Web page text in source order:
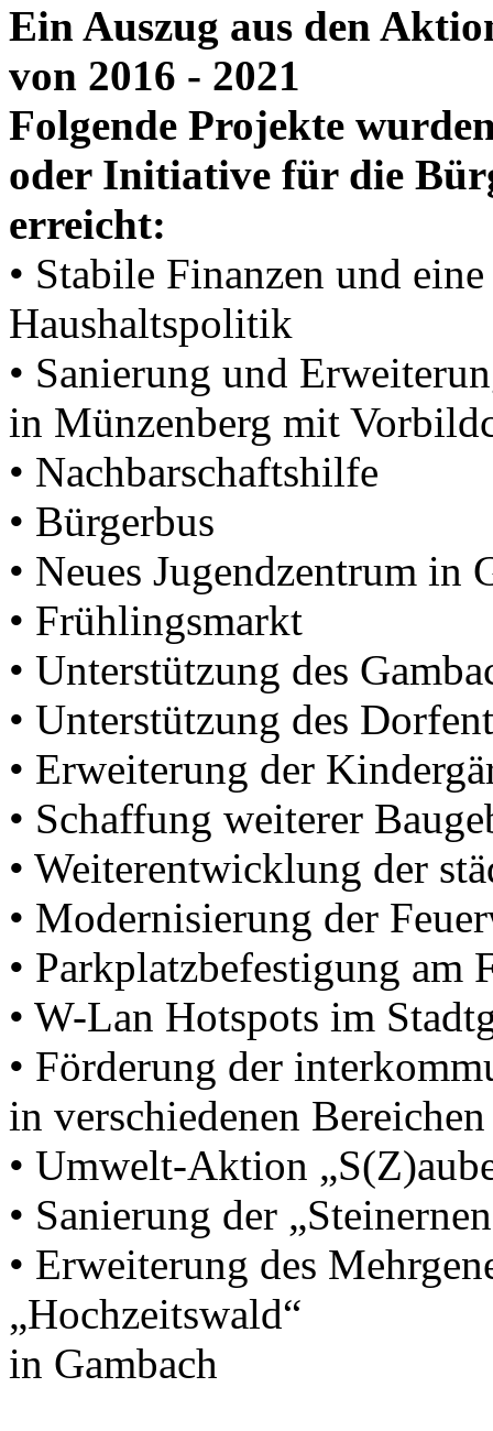
Ein Auszug aus den
von 2016 - 2021
Folgende Projekte
oder Initiative für die
erreicht:
• Stabile Finanzen und
Haushaltspolitik
• Sanierung und
in Münzenberg mit
• Nachbarschaftshilfe
• Bürgerbus
• Neues Jugendzentrum in
• Frühlingsmarkt
• Unterstützung des
• Unterstützung des
• Erweiterung der
• Schaffung weiterer
• Weiterentwicklung der
• Modernisierung der
• Parkplatzbefestigung
• W-Lan Hotspots im
• Förderung der
in verschiedenen Bereichen
• Umwelt-Aktion
• Sanierung der
• Erweiterung des
„Hochzeitswald“
in Gambach